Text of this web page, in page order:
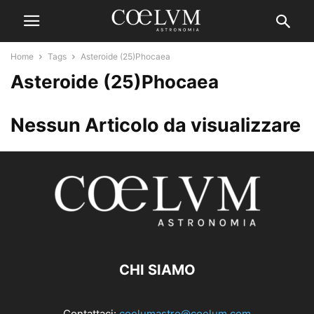
Home Tags Asteroide (25)Phocaea
Asteroide (25)Phocaea
Nessun Articolo da visualizzare
CHI SIAMO